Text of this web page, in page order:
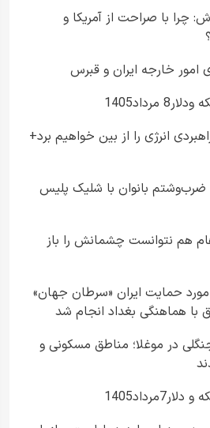
چرا با صراحت از آمریکا و
امور خارجه ایران و قبرس
انرژی را از بین خواهیم برد+
ضرب‌وشتم بانوان با شلیک پلیس
هم نتوانست چشمانش را باز
حمایت ایران «سرطان جهان»
با هماهنگی بغداد انجام شد
در موغلا؛ مناطق مسکونی و